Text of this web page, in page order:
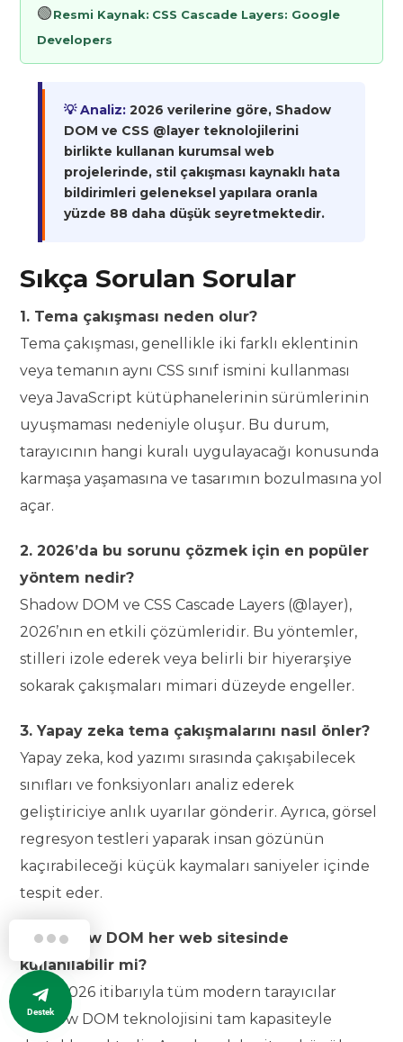
🟢Resmi Kaynak: CSS Cascade Layers: Google
Developers
💡 Analiz: 2026 verilerine göre, Shadow
DOM ve CSS @layer teknolojilerini
birlikte kullanan kurumsal web
projelerinde, stil çakışması kaynaklı hata
bildirimleri geleneksel yapılara oranla
yüzde 88 daha düşük seyretmektedir.
Sıkça Sorulan Sorular
1. Tema çakışması neden olur?
Tema çakışması, genellikle iki farklı eklentinin
veya temanın aynı CSS sınıf ismini kullanması
veya JavaScript kütüphanelerinin sürümlerinin
uyuşmaması nedeniyle oluşur. Bu durum,
tarayıcının hangi kuralı uygulayacağı konusunda
karmaşa yaşamasına ve tasarımın bozulmasına yol
açar.
2. 2026’da bu sorunu çözmek için en popüler
yöntem nedir?
Shadow DOM ve CSS Cascade Layers (@layer),
2026’nın en etkili çözümleridir. Bu yöntemler,
stilleri izole ederek veya belirli bir hiyerarşiye
sokarak çakışmaları mimari düzeyde engeller.
3. Yapay zeka tema çakışmalarını nasıl önler?
Yapay zeka, kod yazımı sırasında çakışabilecek
sınıfları ve fonksiyonları analiz ederek
geliştiriciye anlık uyarılar gönderir. Ayrıca, görsel
regresyon testleri yaparak insan gözünün
kaçırabileceği küçük kaymaları saniyeler içinde
tespit eder.
4. Shadow DOM her web sitesinde
kullanılabilir mi?
Evet, 2026 itibarıyla tüm modern tarayıcılar
Shadow DOM teknolojisini tam kapasiteyle
Destek